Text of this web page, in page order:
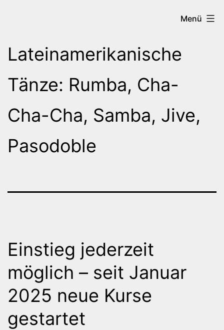
Menü
Lateinamerikanische
Tänze: Rumba, Cha-
Cha-Cha, Samba, Jive,
Pasodoble
Einstieg jederzeit
möglich – seit Januar
2025 neue Kurse
gestartet